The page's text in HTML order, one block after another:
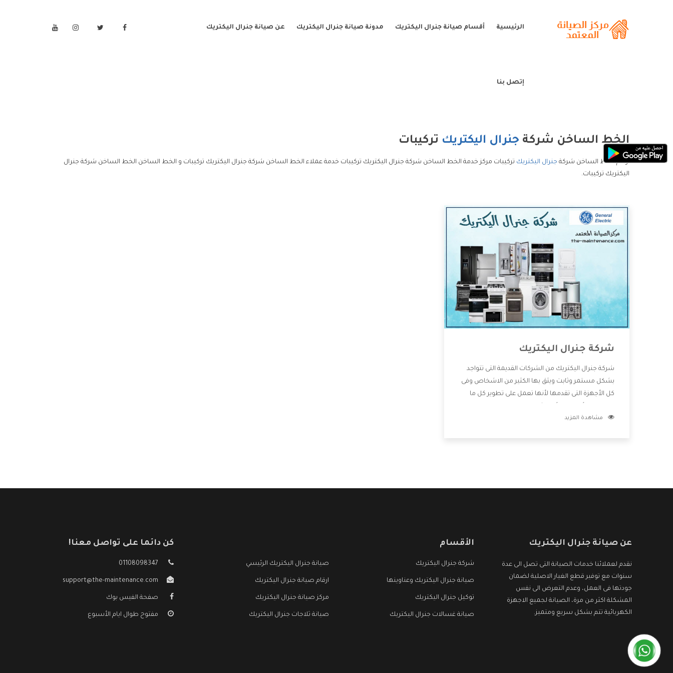
الرئيسية أقسام صيانة جنرال اليكتريك مدونة صيانة جنرال اليكتريك عن صيانة جنرال اليكتريك
إتصل بنا
الخط الساخن شركة جنرال اليكتريك تركيبات
ارقام الخط الساخن شركة جنرال اليكتريك تركيبات مركز خدمة الخط الساخن شركة جنرال اليكتريك تركيبات خدمة عملاء الخط الساخن شركة جنرال اليكتريك تركيبات و الخط الساخن الخط الساخن شركة جنرال
اليكتريك تركيبات.
شركة جنرال اليكتريك
شركة جنرال اليكتريك من الشركات القديمة التى تتواجد
بشكل مستمر وثابت ويثق بها الكثير من الاشخاص وفى
كل الأجهزة التى تقدمها لأنها تعمل على تطوير كل ما
أفضل خدمات ما بعد البيع مع المنتجات وتقدم للعملاء
مشاهدة المزيد
عن صيانة جنرال اليكتريك
نقدم لعملائنا خدمات الصيانة التى تصل الى عدة
سنوات مع توفير قطع الغيار الاصلية لضمان
جودتها فى العمل، وعدم التعرض الى نفس
المشكلة اكثر من مرة، الصيانة لجميع الاجهزة
الكهربائية تتم بشكل سريع ومتميز.
الأقسام
شركة جنرال اليكتريك صيانة جنرال اليكتريك الرئيسي
صيانة جنرال اليكتريك وعناوينها ارقام صيانة جنرال اليكتريك
توكيل جنرال اليكتريك مركز صيانة جنرال اليكتريك
صيانة غسالات جنرال اليكتريك صيانة ثلاجات جنرال اليكتريك
كن دائما على تواصل معنا!
01108098347
support@the-maintenance.com
صفحة الفيس بوك
مفتوح طوال ايام الأسبوع